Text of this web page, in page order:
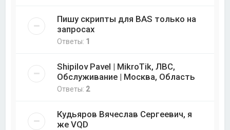
Пишу скрипты для BAS только на
запросах
Ответы: 1
Shipilov Pavel | MikroTik, ЛВС,
Обслуживание | Москва, Область
Ответы: 2
Кудьяров Вячеслав Сергеевич, я
же VQD